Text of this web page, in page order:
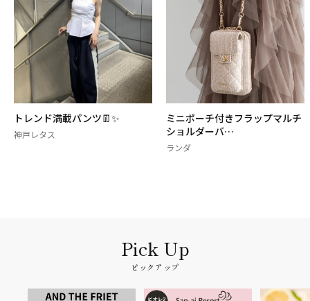
ミニポーチ付きフラップマルチ
ショルダーバ…
チャーム付ハーフムーンミニ
ストンバッグ
ランダ
ピックアップ